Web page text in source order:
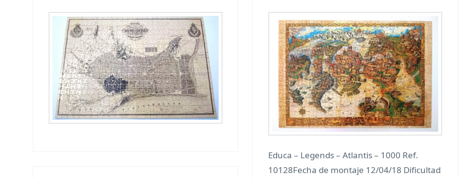
Educa – Legends – Atlantis – 1000 Ref.
10128Fecha de montaje 12/04/18 Dificultad